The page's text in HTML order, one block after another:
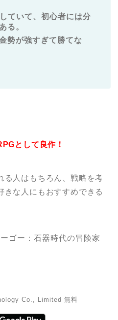
ていて、初心者には分
る。
勢が強すぎて勝てな
として良作！
る人はもちろん、戦略を考
きな人にもおすすめできる
ゴー：石器時代の冒険家
Co., Limited 無料